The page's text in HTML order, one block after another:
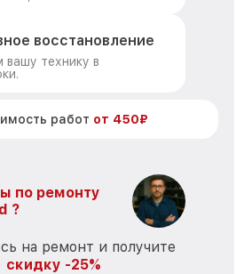
восстановление
технику в
работ от 450₽
по ремонту
?
на ремонт и получите
скидку -25%